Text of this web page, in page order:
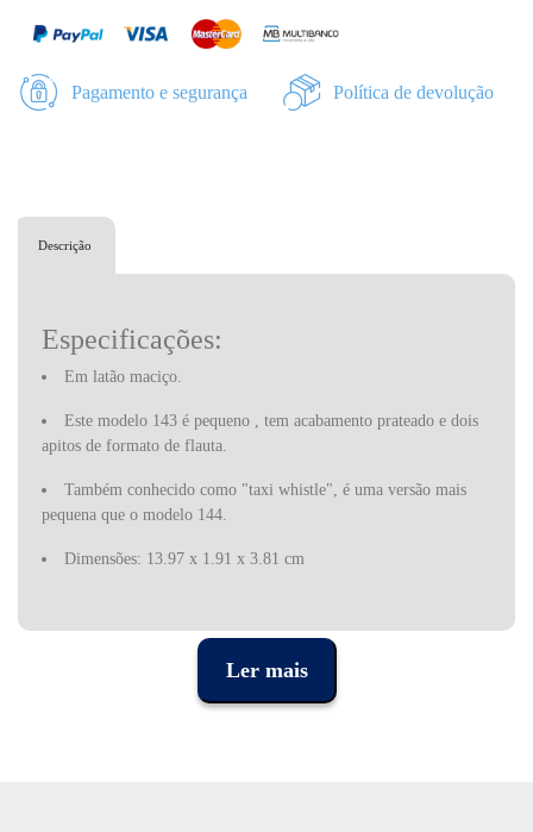
Pagamento e segurança Política de devolução
Descrição
Especificações:
Em latão maciço.
Este modelo 143 é pequeno , tem acabamento prateado e dois
apitos de formato de flauta.
Também conhecido como "taxi whistle", é uma versão mais
pequena que o modelo 144.
Dimensões: 13.97 x 1.91 x 3.81 cm
Ler mais